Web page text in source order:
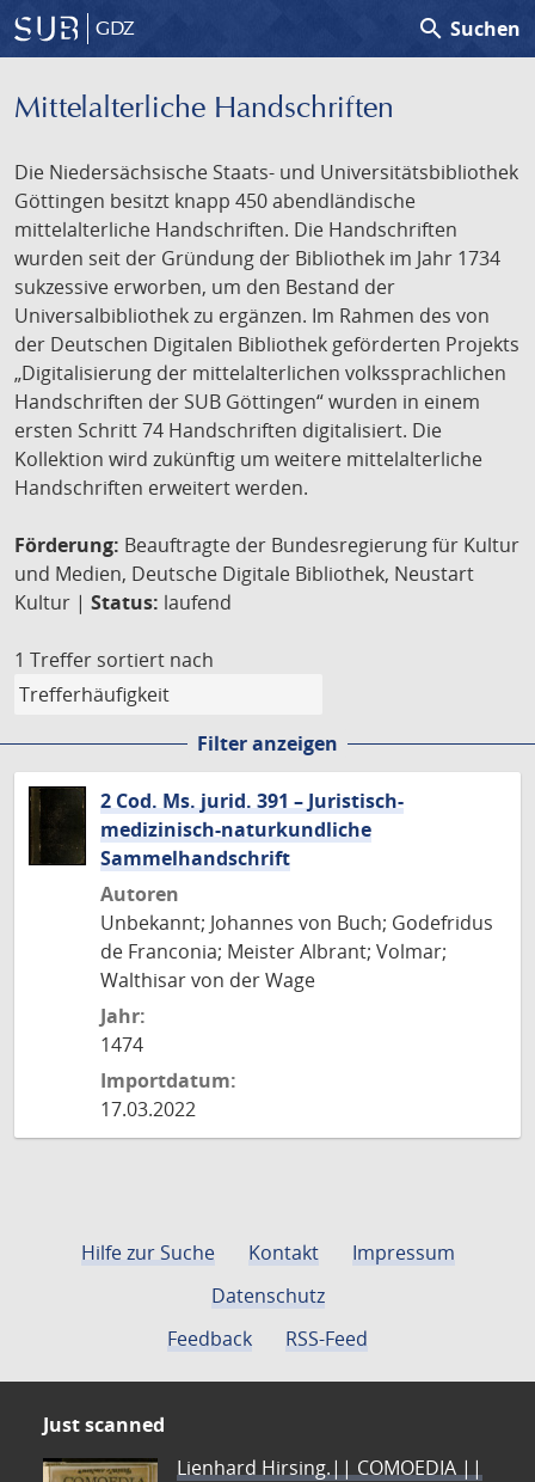
GDZ search Suchen
Mittelalterliche Handschriften
Die Niedersächsische Staats- und Universitätsbibliothek
Göttingen besitzt knapp 450 abendländische
mittelalterliche Handschriften. Die Handschriften
wurden seit der Gründung der Bibliothek im Jahr 1734
sukzessive erworben, um den Bestand der
Universalbibliothek zu ergänzen. Im Rahmen des von
der Deutschen Digitalen Bibliothek geförderten Projekts
„Digitalisierung der mittelalterlichen volkssprachlichen
Handschriften der SUB Göttingen“ wurden in einem
ersten Schritt 74 Handschriften digitalisiert. Die
Kollektion wird zukünftig um weitere mittelalterliche
Handschriften erweitert werden.
Förderung: Beauftragte der Bundesregierung für Kultur
und Medien, Deutsche Digitale Bibliothek, Neustart
Kultur | Status: laufend
1 Treffer sortiert nach
Filter anzeigen
2 Cod. Ms. jurid. 391 – Juristisch-
medizinisch-naturkundliche
Sammelhandschrift
Autoren
Unbekannt; Johannes von Buch; Godefridus
de Franconia; Meister Albrant; Volmar;
Walthisar von der Wage
Jahr:
1474
Importdatum:
17.03.2022
Hilfe zur Suche Kontakt
Impressum
Datenschutz
Feedback
RSS-Feed
Just scanned
Lienhard Hirsing.|| COMOEDIA ||